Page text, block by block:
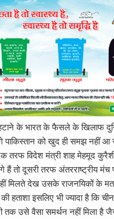
के भारत के फैसले के खिलाफ
को खुद ही समझ नहीं आ
तरफ विदेश मंत्री शाह मेहमूद कुरैशी
हैं तो दूसरी तरफ अंतरराष्ट्रीय मंच
मिलते देख उसके राजनयिकों के
हताशा इसलिए भी ज्यादा है कि
उसे वैसा समर्थन नहीं मिला है